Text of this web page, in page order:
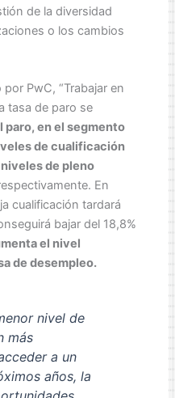
de la diversidad
o los cambios
PwC, “Trabajar en
tasa de paro se
paro, en el segmento
de cualificación
de pleno
En
cualificación tardará
bajar del 18,8%
el nivel
de desempleo.
nivel de
más
a un
años, la